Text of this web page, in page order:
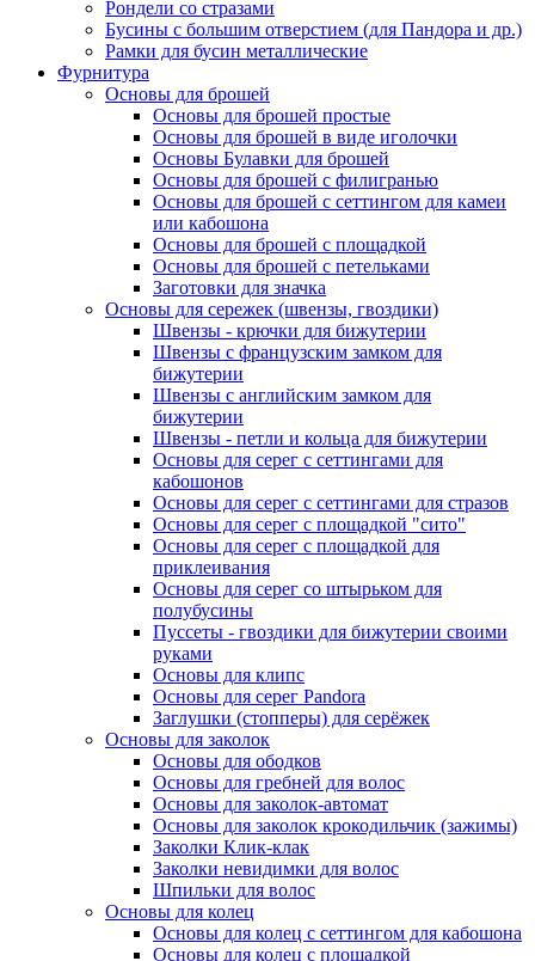
Рондели со стразами
Бусины с большим отверстием (для Пандора и др.)
Рамки для бусин металлические
Фурнитура
Основы для брошей
Основы для брошей простые
Основы для брошей в виде иголочки
Основы Булавки для брошей
Основы для брошей с филигранью
Основы для брошей с сеттингом для камеи
или кабошона
Основы для брошей с площадкой
Основы для брошей с петельками
Заготовки для значка
Основы для сережек (швензы, гвоздики)
Швензы - крючки для бижутерии
Швензы с французским замком для
бижутерии
Швензы с английским замком для
бижутерии
Швензы - петли и кольца для бижутерии
Основы для серег с сеттингами для
кабошонов
Основы для серег с сеттингами для стразов
Основы для серег с площадкой "сито"
Основы для серег с площадкой для
приклеивания
Основы для серег со штырьком для
полубусины
Пуссеты - гвоздики для бижутерии своими
руками
Основы для клипс
Основы для серег Pandora
Заглушки (стопперы) для серёжек
Основы для заколок
Основы для ободков
Основы для гребней для волос
Основы для заколок-автомат
Основы для заколок крокодильчик (зажимы)
Заколки Клик-клак
Заколки невидимки для волос
Шпильки для волос
Основы для колец
Основы для колец с сеттингом для кабошона
Основы для колец с площадкой